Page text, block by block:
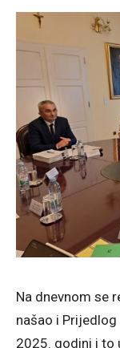
Na dnevnom se
našao i Prijedlog
2025. godini i to